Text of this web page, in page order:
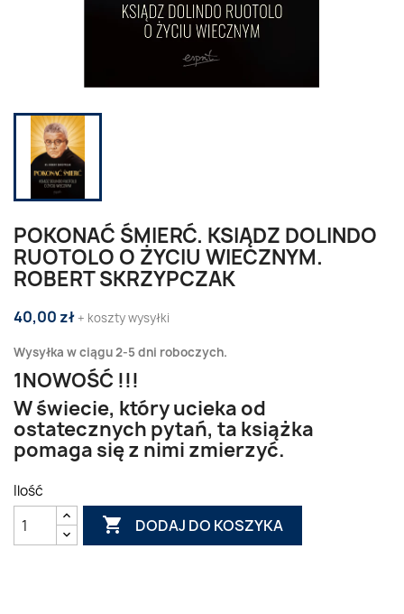
POKONAĆ ŚMIERĆ. KSIĄDZ DOLINDO
RUOTOLO O ŻYCIU WIECZNYM.
ROBERT SKRZYPCZAK
40,00 zł + koszty wysyłki
Wysyłka w ciągu 2-5 dni roboczych.
1NOWOŚĆ !!!
W świecie, który ucieka od
ostatecznych pytań, ta książka
pomaga się z nimi zmierzyć.
Ilość
 DODAJ DO KOSZYKA